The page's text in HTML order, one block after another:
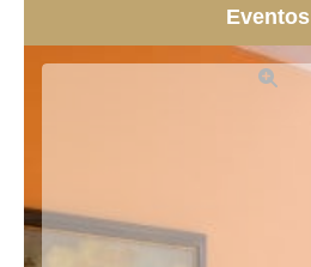
Eventos